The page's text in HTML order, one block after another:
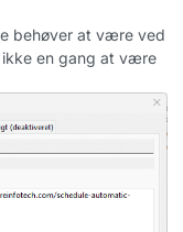
behøver at være ved
ikke en gang at være